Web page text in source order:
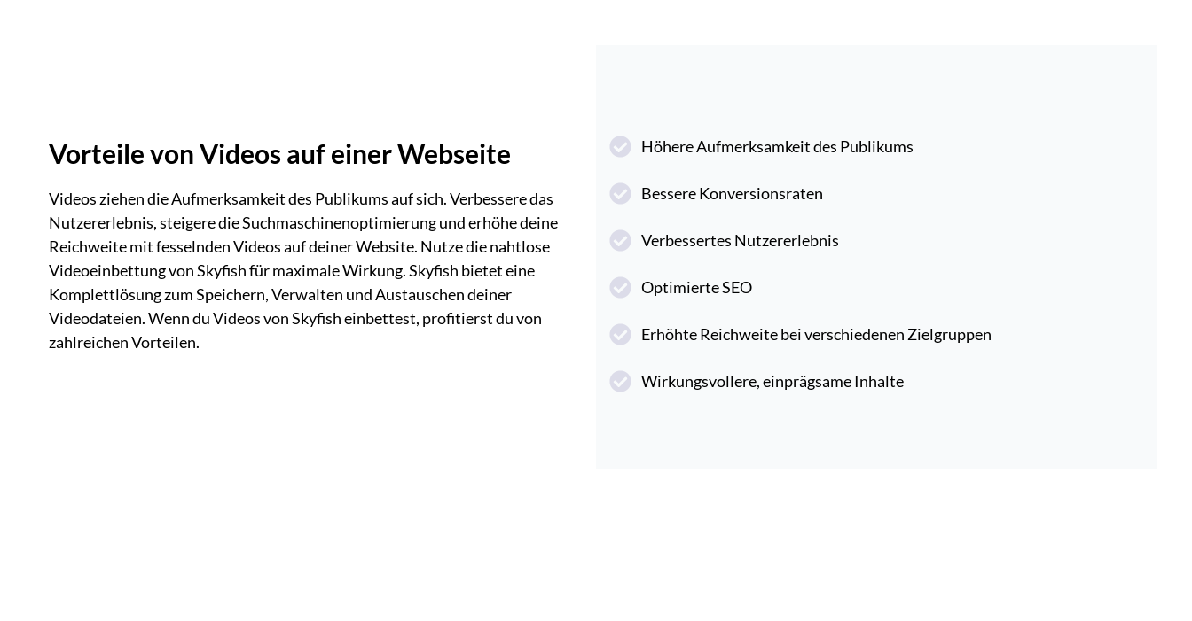
Vorteile von Videos auf einer Webseite
Videos ziehen die Aufmerksamkeit des Publikums auf sich. Verbessere das
Nutzererlebnis, steigere die Suchmaschinenoptimierung und erhöhe deine
Reichweite mit fesselnden Videos auf deiner Website. Nutze die nahtlose
Videoeinbettung von Skyfish für maximale Wirkung. Skyfish bietet eine
Komplettlösung zum Speichern, Verwalten und Austauschen deiner
Videodateien. Wenn du Videos von Skyfish einbettest, profitierst du von
zahlreichen Vorteilen.
Höhere Aufmerksamkeit des Publikums
Bessere Konversionsraten
Verbessertes Nutzererlebnis
Optimierte SEO
Erhöhte Reichweite bei verschiedenen Zielgruppen
Wirkungsvollere, einprägsame Inhalte